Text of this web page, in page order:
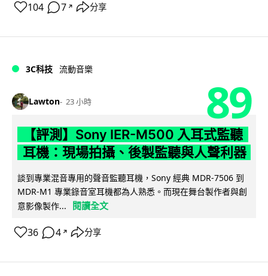
104 7 ↗ 分享
3C科技 流動音樂
Lawton 23 小時 89
【評測】Sony IER-M500 入耳式監聽
耳機：現場拍攝、後製監聽與人聲利器
談到專業混音專用的聲音監聽耳機，Sony 經典 MDR-7506 到
MDR-M1 專業錄音室耳機都為人熟悉。而現在舞台製作者與創
意影像製作...
閱讀全文
36 4 ↗ 分享